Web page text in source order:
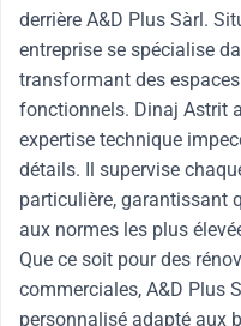
derrière A&D Plus Sàrl.
entreprise se spécialise
transformant des
fonctionnels. Dinaj Astrit
expertise technique
détails. Il supervise
particulière, garantissant
aux normes les plus
Que ce soit pour des
commerciales, A&D Plus
personnalisé adapté aux